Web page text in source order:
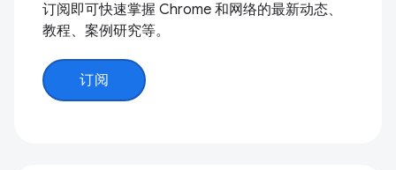
订阅即可快速掌握 Chrome 和网络的最新动态、
教程、案例研究等。
订阅